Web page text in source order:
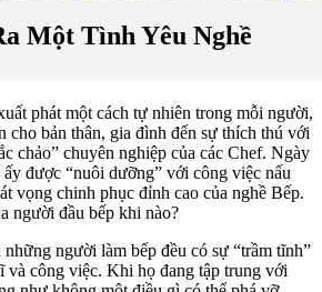
Một Tình Yêu Nghề
phát một cách tự nhiên trong mỗi người,
cho bản thân, gia đình đến sự thích thú với
chảo” chuyên nghiệp của các Chef. Ngày
ấy được “nuôi dưỡng” với công việc nấu
vọng chinh phục đỉnh cao của nghề Bếp.
người đầu bếp khi nào?
những người làm bếp đều có sự “trầm tĩnh”
và công việc. Khi họ đang tập trung với